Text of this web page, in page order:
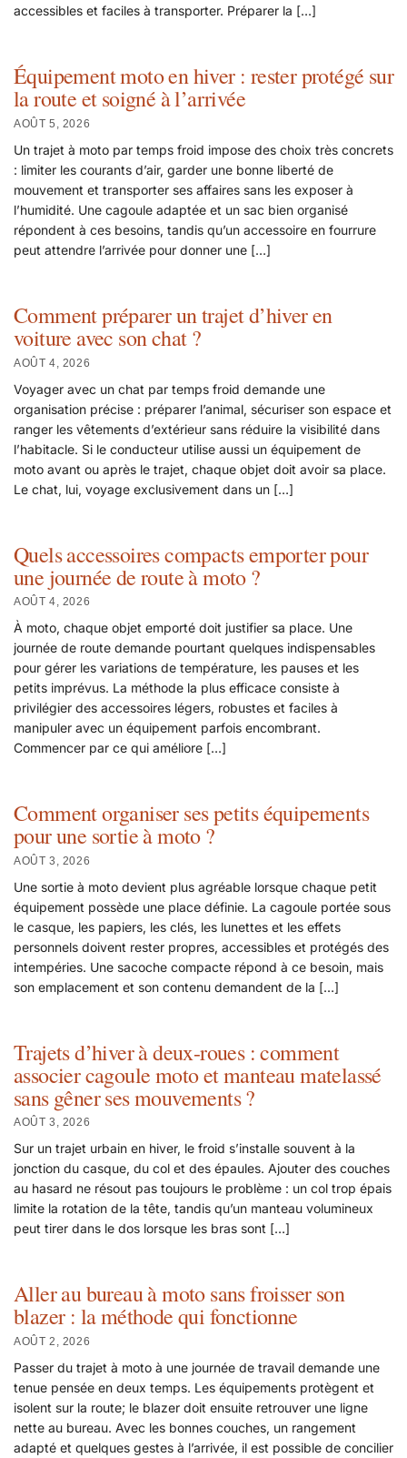
accessibles et faciles à transporter. Préparer la […]
Équipement moto en hiver : rester protégé sur
la route et soigné à l’arrivée
AOÛT 5, 2026
Un trajet à moto par temps froid impose des choix très concrets
: limiter les courants d’air, garder une bonne liberté de
mouvement et transporter ses affaires sans les exposer à
l’humidité. Une cagoule adaptée et un sac bien organisé
répondent à ces besoins, tandis qu’un accessoire en fourrure
peut attendre l’arrivée pour donner une […]
Comment préparer un trajet d’hiver en
voiture avec son chat ?
AOÛT 4, 2026
Voyager avec un chat par temps froid demande une
organisation précise : préparer l’animal, sécuriser son espace et
ranger les vêtements d’extérieur sans réduire la visibilité dans
l’habitacle. Si le conducteur utilise aussi un équipement de
moto avant ou après le trajet, chaque objet doit avoir sa place.
Le chat, lui, voyage exclusivement dans un […]
Quels accessoires compacts emporter pour
une journée de route à moto ?
AOÛT 4, 2026
À moto, chaque objet emporté doit justifier sa place. Une
journée de route demande pourtant quelques indispensables
pour gérer les variations de température, les pauses et les
petits imprévus. La méthode la plus efficace consiste à
privilégier des accessoires légers, robustes et faciles à
manipuler avec un équipement parfois encombrant.
Commencer par ce qui améliore […]
Comment organiser ses petits équipements
pour une sortie à moto ?
AOÛT 3, 2026
Une sortie à moto devient plus agréable lorsque chaque petit
équipement possède une place définie. La cagoule portée sous
le casque, les papiers, les clés, les lunettes et les effets
personnels doivent rester propres, accessibles et protégés des
intempéries. Une sacoche compacte répond à ce besoin, mais
son emplacement et son contenu demandent de la […]
Trajets d’hiver à deux-roues : comment
associer cagoule moto et manteau matelassé
sans gêner ses mouvements ?
AOÛT 3, 2026
Sur un trajet urbain en hiver, le froid s’installe souvent à la
jonction du casque, du col et des épaules. Ajouter des couches
au hasard ne résout pas toujours le problème : un col trop épais
limite la rotation de la tête, tandis qu’un manteau volumineux
peut tirer dans le dos lorsque les bras sont […]
Aller au bureau à moto sans froisser son
blazer : la méthode qui fonctionne
AOÛT 2, 2026
Passer du trajet à moto à une journée de travail demande une
tenue pensée en deux temps. Les équipements protègent et
isolent sur la route; le blazer doit ensuite retrouver une ligne
nette au bureau. Avec les bonnes couches, un rangement
adapté et quelques gestes à l’arrivée, il est possible de concilier